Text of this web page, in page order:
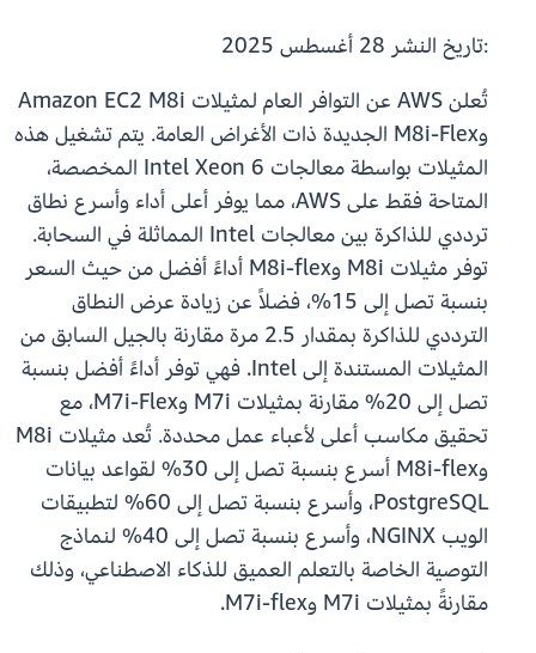
:تاريخ النشر
تُعلن AWS عن التوافر العام لمثيلات Amazon EC2 M8i
وM8i-Flex الجديدة ذات الأغراض العامة. يتم تشغيل هذه
المثيلات بواسطة معالجات Intel Xeon 6 المخصصة،
المتاحة فقط على AWS، مما يوفر أعلى أداء وأسرع نطاق
ترددي للذاكرة بين معالجات Intel المماثلة في السحابة.
توفر مثيلات M8i وM8i-flex أداءً أفضل من حيث السعر
بنسبة تصل إلى 15%، فضلاً عن زيادة عرض النطاق
الترددي للذاكرة بمقدار 2.5 مرة مقارنة بالجيل السابق من
المثيلات المستندة إلى Intel. فهي توفر أداءً أفضل بنسبة
تصل إلى 20% مقارنة بمثيلات M7i وM7i-Flex، مع
تحقيق مكاسب أعلى لأعباء عمل محددة. تُعد مثيلات M8i
وM8i-flex أسرع بنسبة تصل إلى 30% لقواعد بيانات
PostgreSQL، وأسرع بنسبة تصل إلى 60% لتطبيقات
الويب NGINX، وأسرع بنسبة تصل إلى 40% لنماذج
التوصية الخاصة بالتعلم العميق للذكاء الاصطناعي، وذلك
مقارنةً بمثيلات M7i وM7i-flex.